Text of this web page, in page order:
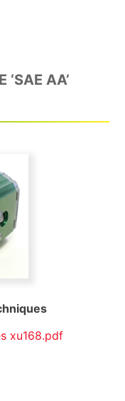
‘SAE AA’
xu168.pdf